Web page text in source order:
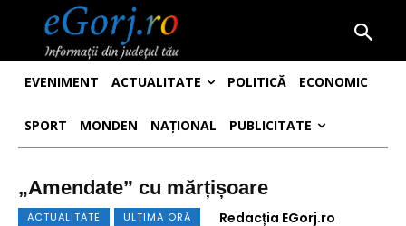
EVENIMENT ACTUALITATE POLITICĂ ECONOMIC
SPORT MONDEN NAȚIONAL PUBLICITATE
„Amendate” cu mărțișoare
ACTUALITATE ULTIMA ORĂ
Redacția EGorj.ro